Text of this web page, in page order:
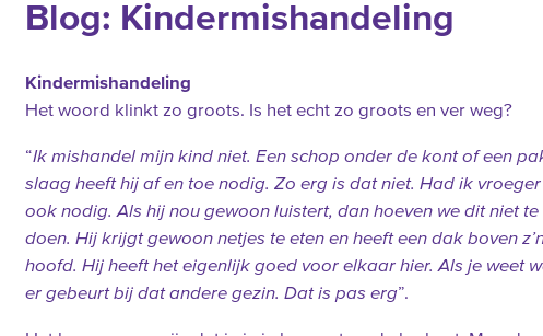
Blog: Kindermishandeling
Kindermishandeling
Het woord klinkt zo groots. Is het echt zo groots en ver weg?
“Ik mishandel mijn kind niet. Een schop onder de kont of een
slaag heeft hij af en toe nodig. Zo erg is dat niet. Had ik vroeger
ook nodig. Als hij nou gewoon luistert, dan hoeven we dit niet te
doen. Hij krijgt gewoon netjes te eten en heeft een dak boven
hoofd. Hij heeft het eigenlijk goed voor elkaar hier. Als je weet
er gebeurt bij dat andere gezin. Dat is pas erg”.